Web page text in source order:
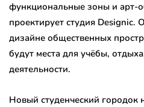
функциональные зоны и арт-
проектирует студия Designic.
дизайне общественных
будут места для учёбы,
деятельности.
Новый студенческий городок